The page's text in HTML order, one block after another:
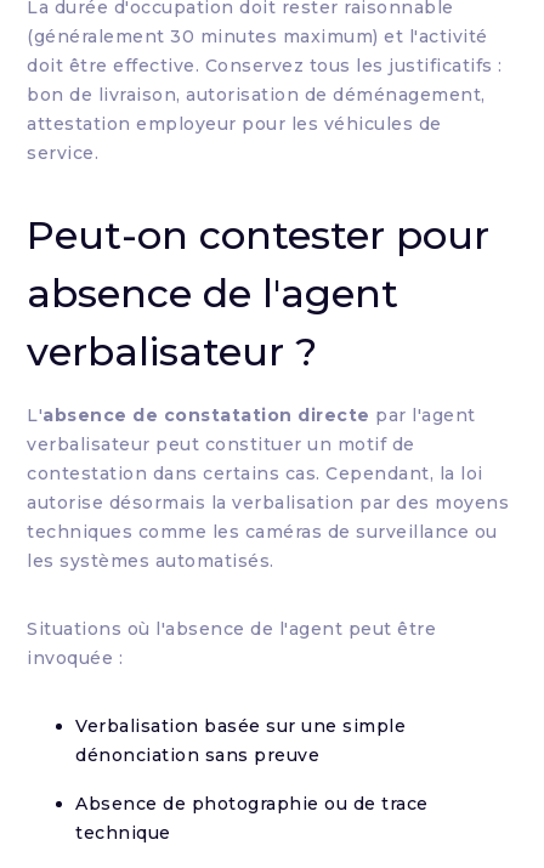
La durée d'occupation doit rester raisonnable
(généralement 30 minutes maximum) et l'activité
doit être effective. Conservez tous les justificatifs :
bon de livraison, autorisation de déménagement,
attestation employeur pour les véhicules de
service.
Peut-on contester pour
absence de l'agent
verbalisateur ?
L'absence de constatation directe par l'agent
verbalisateur peut constituer un motif de
contestation dans certains cas. Cependant, la loi
autorise désormais la verbalisation par des moyens
techniques comme les caméras de surveillance ou
les systèmes automatisés.
Situations où l'absence de l'agent peut être
invoquée :
Verbalisation basée sur une simple
dénonciation sans preuve
Absence de photographie ou de trace
technique